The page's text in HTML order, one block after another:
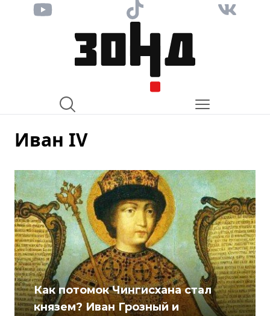
Иван IV
Как потомок Чингисхана стал
князем? Иван Грозный и